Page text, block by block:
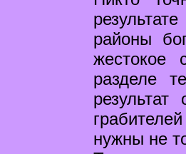
районы
жестокое
разделе
нужны не